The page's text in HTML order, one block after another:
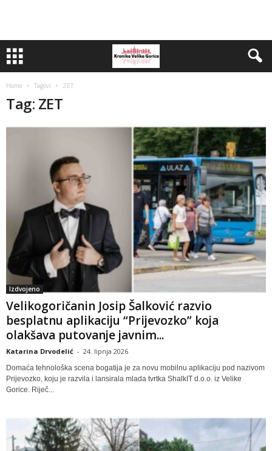
Home Tagovi ZET
Tag: ZET
Izdvojeno
Velikogoričanin Josip Šalković razvio
besplatnu aplikaciju “Prijevozko” koja
olakšava putovanje javnim...
Katarina Drvodelić - 24. lipnja 2026
Domaća tehnološka scena bogatija je za novu mobilnu aplikaciju pod nazivom
Prijevozko, koju je razvila i lansirala mlada tvrtka ShalkIT d.o.o. iz Velike
Gorice. Riječ...